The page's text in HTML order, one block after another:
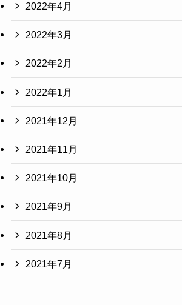
2022年4月
2022年3月
2022年2月
2022年1月
2021年12月
2021年11月
2021年10月
2021年9月
2021年8月
2021年7月